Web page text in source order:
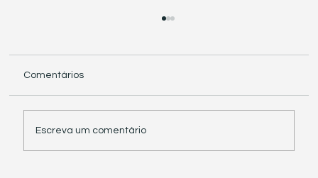
Comentários
Escreva um comentário